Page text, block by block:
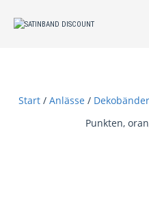
Start / Anlässe /
Punkten,